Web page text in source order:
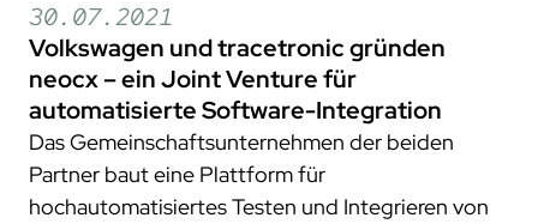
30.07.2021
Volkswagen und tracetronic gründen
neocx – ein Joint Venture für
automatisierte Software-Integration
Das Gemeinschaftsunternehmen der beiden
Partner baut eine Plattform für
hochautomatisiertes Testen und Integrieren von